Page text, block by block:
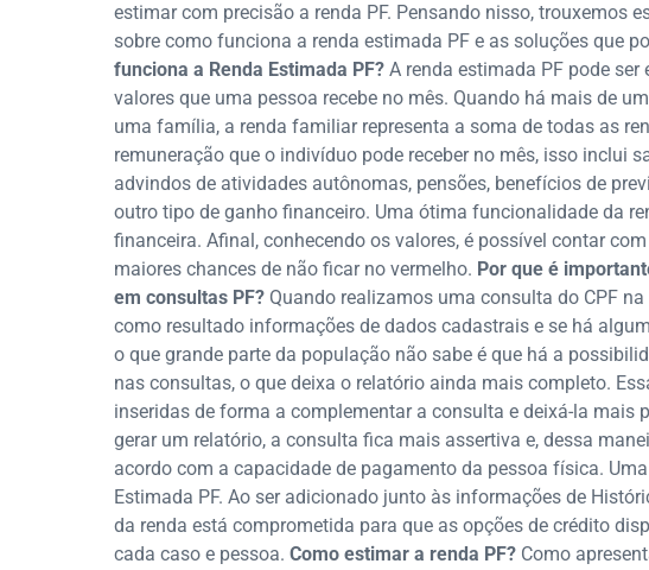
estimar com precisão a renda PF. Pensando nisso, trouxemos
sobre como funciona a renda estimada PF e as soluções que
funciona a Renda Estimada PF? A renda estimada PF pode
valores que uma pessoa recebe no mês. Quando há mais de
uma família, a renda familiar representa a soma de todas as
remuneração que o indivíduo pode receber no mês, isso inclui
advindos de atividades autônomas, pensões, benefícios de
outro tipo de ganho financeiro. Uma ótima funcionalidade da
financeira. Afinal, conhecendo os valores, é possível contar
maiores chances de não ficar no vermelho. Por que é
em consultas PF? Quando realizamos uma consulta do CPF
como resultado informações de dados cadastrais e se há
o que grande parte da população não sabe é que há a
nas consultas, o que deixa o relatório ainda mais completo.
inseridas de forma a complementar a consulta e deixá-la mais
gerar um relatório, a consulta fica mais assertiva e, dessa
acordo com a capacidade de pagamento da pessoa física.
Estimada PF. Ao ser adicionado junto às informações de
da renda está comprometida para que as opções de crédito
cada caso e pessoa. Como estimar a renda PF? Como